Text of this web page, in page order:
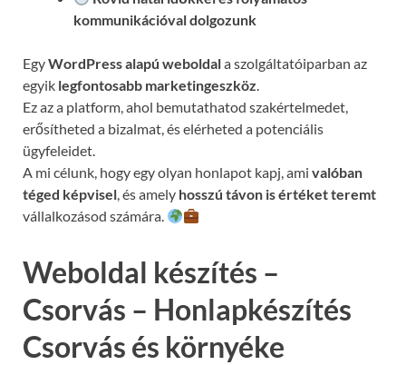
kommunikációvaldolgozunk
EgyWordPress alapú weboldala szolgáltatóiparban az
egyik legfontosabb marketingeszköz.
Ez az a platform, ahol bemutathatod szakértelmedet,
erősítheted a bizalmat, és elérheted a potenciális
ügyfeleidet.
A mi célunk, hogy egy olyan honlapot kapj, ami valóban
téged képvisel, és amely hosszú távon is értéket teremt
vállalkozásod számára.
Weboldal készítés –
Csorvás – Honlapkészítés
Csorvás és környéke